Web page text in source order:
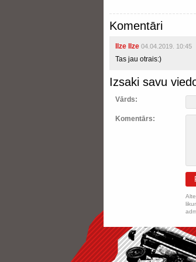
Komentāri
Ilze Ilze 04.04.2019. 10:45
Tas jau otrais:)
Izsaki savu
Vārds:
Komentārs: